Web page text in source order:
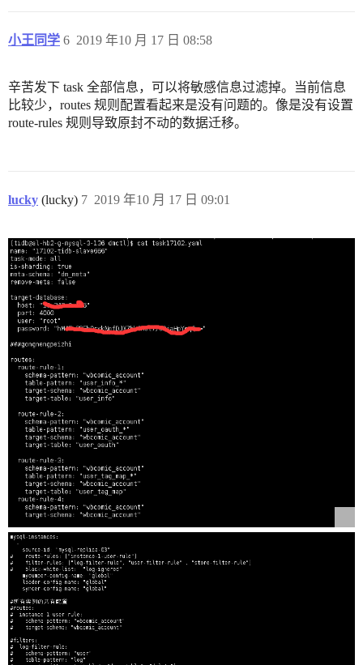
小王同学 2019 年10 月 17 日 08:58
6
辛苦发下 task 全部信息，可以将敏感信息过滤掉。当前信息
比较少，routes 规则配置看起来是没有问题的。像是没有设置
route-rules 规则导致原封不动的数据迁移。
lucky (lucky) 2019 年10 月 17 日 09:01
7